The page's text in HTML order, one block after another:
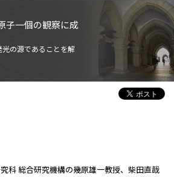
子一個の観察に成
の源であることを解
科 総合研究機構の幾原雄一教授、柴田直哉